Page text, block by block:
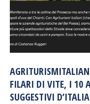
FILARI DI VITE, I 10
SUGGESTIVI